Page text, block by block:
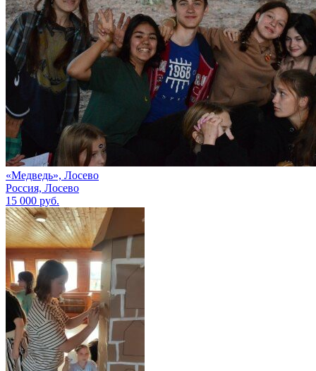
«Медведь», Лосево
Россия, Лосево
15 000 руб.